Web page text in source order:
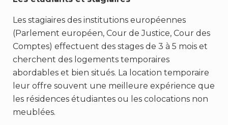
Les stagiaires des institutions européennes
(Parlement européen, Cour de Justice, Cour des
Comptes) effectuent des stages de 3 à 5 mois et
cherchent des logements temporaires
abordables et bien situés. La location temporaire
leur offre souvent une meilleure expérience que
les résidences étudiantes ou les colocations non
meublées.